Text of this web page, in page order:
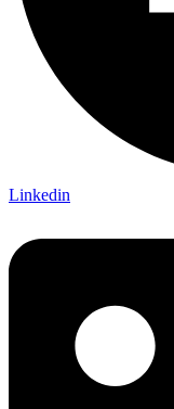
Linkedin